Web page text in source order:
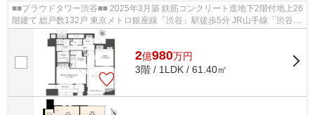
■■プラウドタワー渋谷■■ 2025年3月築 鉄筋コンクリート造地下2階付地上26
階建て 総戸数132戸 東京メトロ銀座線「渋谷」駅徒歩5分 JR山手線「渋谷」
駅徒歩7分 オートロック コンシェ...
2億980万円
3階 / 1LDK / 61.40㎡